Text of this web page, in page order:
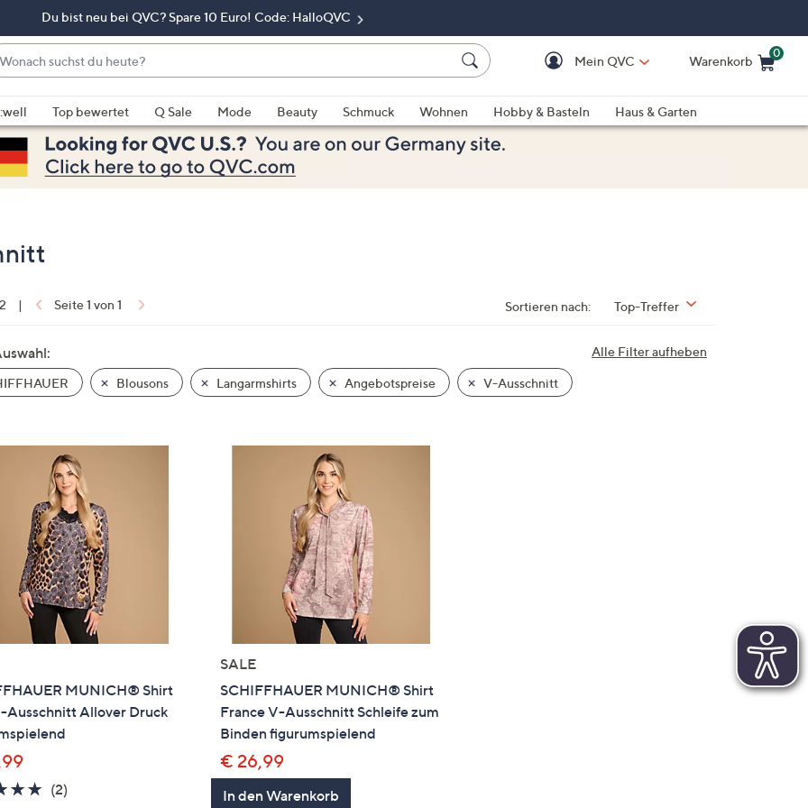
Du bist neu bei QVC? Spare 10 Euro! Code: HalloQVC
Mein QVC Warenkorb
0
Top bewertet Q Sale Mode Beauty Schmuck Wohnen Hobby & Basteln
Haus & Garten
| Seite 1 von 1 Sortieren nach: Top-Treffer
Alle Filter aufheben
Blousons Langarmshirts Angebotspreise V-Ausschnitt
MUNICH® Shirt
Ausschnitt Allover Druck
5.0
(2)2
SALE
SCHIFFHAUER MUNICH® Shirt
France V-Ausschnitt Schleife zum
Binden figurumspielend
€ 26,99
In den Warenkorb